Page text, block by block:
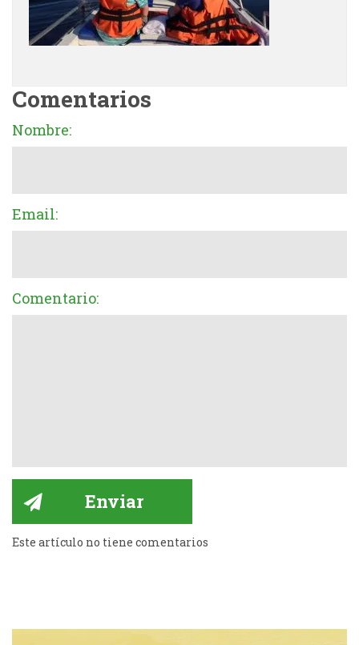
Comentarios
Nombre:
Email:
Comentario:
Este artículo no tiene comentarios